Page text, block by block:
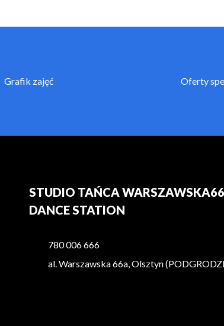
Grafik zajęć Oferty
STUDIO TAŃCA WARSZAWSKA66
DANCE STATION
780 006 666
al. Warszawska 66a, Olsztyn